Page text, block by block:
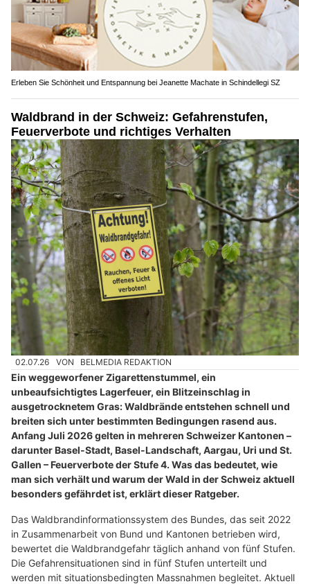
Erleben Sie Schönheit und Entspannung bei Jeanette Machate in Schindellegi SZ
Waldbrand in der Schweiz: Gefahrenstufen,
Feuerverbote und richtiges Verhalten
02.07.26 VON BELMEDIA REDAKTION
Ein weggeworfener Zigarettenstummel, ein
unbeaufsichtigtes Lagerfeuer, ein Blitzeinschlag in
ausgetrocknetem Gras: Waldbrände entstehen schnell und
breiten sich unter bestimmten Bedingungen rasend aus.
Anfang Juli 2026 gelten in mehreren Schweizer Kantonen –
darunter Basel-Stadt, Basel-Landschaft, Aargau, Uri und St.
Gallen – Feuerverbote der Stufe 4. Was das bedeutet, wie
man sich verhält und warum der Wald in der Schweiz aktuell
besonders gefährdet ist, erklärt dieser Ratgeber.
Das Waldbrandinformationssystem des Bundes, das seit 2022
in Zusammenarbeit von Bund und Kantonen betrieben wird,
bewertet die Waldbrandgefahr täglich anhand von fünf Stufen.
Die Gefahrensituationen sind in fünf Stufen unterteilt und
werden mit situationsbedingten Massnahmen begleitet. Aktuell